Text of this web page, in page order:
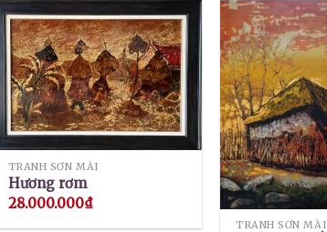
TRANH SƠN MÀI
Hương rơm
28.000.000₫
TRANH SƠN MÀI